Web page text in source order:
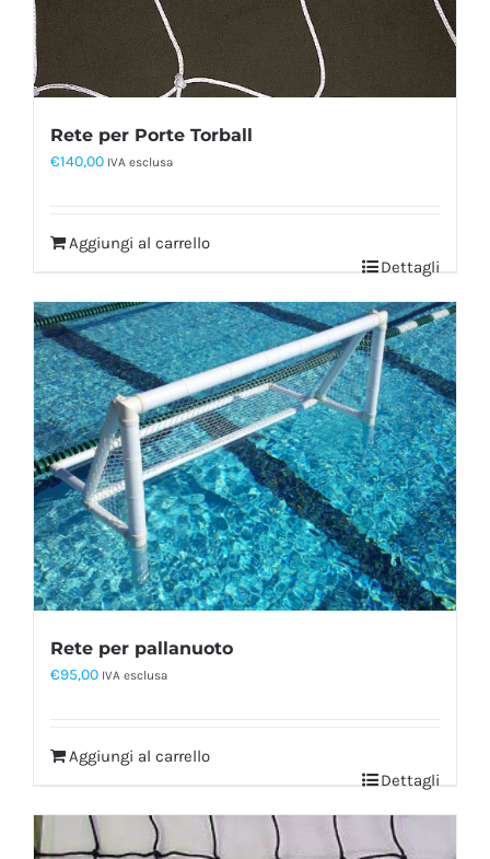
Rete per Porte Torball
€140,00 IVA esclusa
Aggiungi al carrello
Dettagli
Rete per pallanuoto
€95,00 IVA esclusa
Aggiungi al carrello
Dettagli